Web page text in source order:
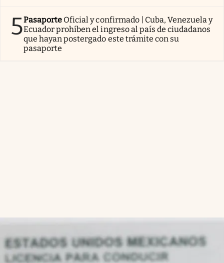
5Pasaporte Oficial y confirmado | Cuba, Venezuela y
Ecuador prohíben el ingreso al país de ciudadanos
que hayan postergado este trámite con su
pasaporte